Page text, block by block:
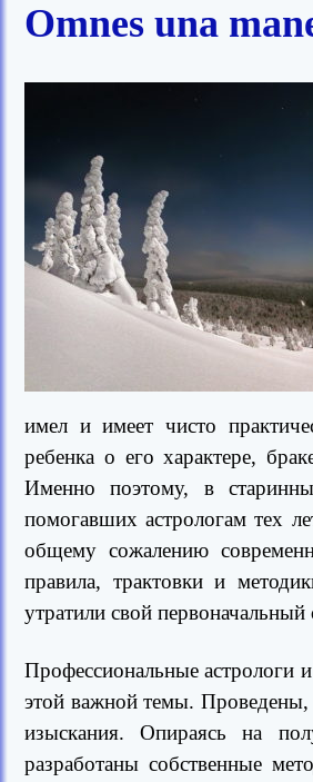
Omnes una
имел и имеет чисто
ребенка о его характере,
Именно поэтому, в
помогавших астрологам тех
общему сожалению
правила, трактовки и
утратили свой
Профессиональные астрологи
этой важной темы. Проведены,
изыскания. Опираясь на
разработаны собственные